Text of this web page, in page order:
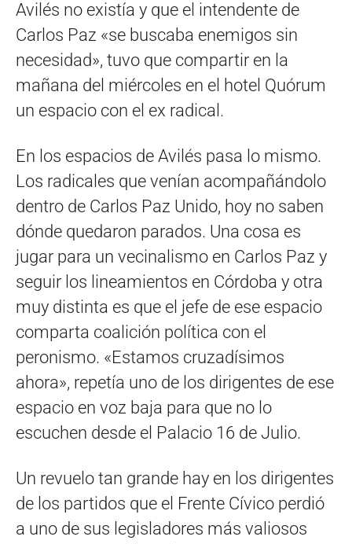
Avilés no existía y que el intendente de
Carlos Paz «se buscaba enemigos sin
necesidad», tuvo que compartir en la
mañana del miércoles en el hotel Quórum
un espacio con el ex radical.
En los espacios de Avilés pasa lo mismo.
Los radicales que venían acompañándolo
dentro de Carlos Paz Unido, hoy no saben
dónde quedaron parados. Una cosa es
jugar para un vecinalismo en Carlos Paz y
seguir los lineamientos en Córdoba y otra
muy distinta es que el jefe de ese espacio
comparta coalición política con el
peronismo. «Estamos cruzadísimos
ahora», repetía uno de los dirigentes de ese
espacio en voz baja para que no lo
escuchen desde el Palacio 16 de Julio.
Un revuelo tan grande hay en los dirigentes
de los partidos que el Frente Cívico perdió
a uno de sus legisladores más valiosos